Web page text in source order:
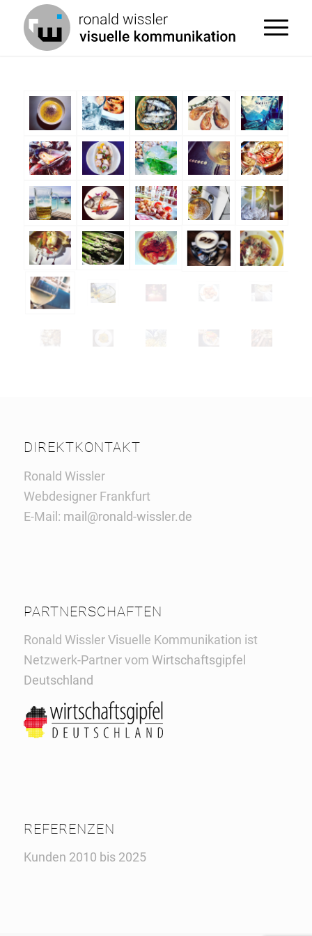
DIREKTKONTAKT
Ronald Wissler
Webdesigner Frankfurt
E-Mail: mail@ronald-wissler.de
PARTNERSCHAFTEN
Ronald Wissler Visuelle Kommunikation ist
Netzwerk-Partner vom Wirtschaftsgipfel
Deutschland
REFERENZEN
Kunden 2010 bis 2025